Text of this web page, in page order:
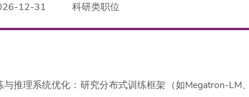
12-31 科研类职位
与推理系统优化：研究分布式训练框架（如Megatron-